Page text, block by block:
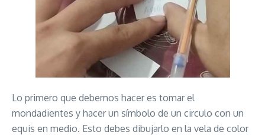
Lo primero que debemos hacer es tomar el
mondadientes y hacer un símbolo de un circulo con un
equis en medio. Esto debes dibujarlo en la vela de color